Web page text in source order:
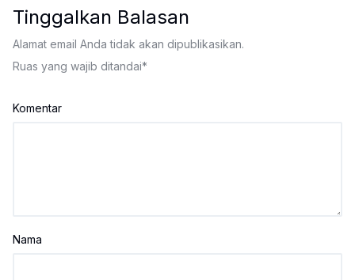
Tinggalkan Balasan
Alamat email Anda tidak akan dipublikasikan.
Ruas yang wajib ditandai*
Komentar
Nama